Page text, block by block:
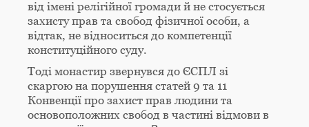
від імені релігійної громади й не стосується
захисту прав та свобод фізичної особи, а
відтак, не відноситься до компетенції
конституційного суду.
Тоді монастир звернувся до ЄСПЛ зі
скаргою на порушення статей 9 та 11
Конвенції про захист прав людини та
основоположних свобод в частині відмови в